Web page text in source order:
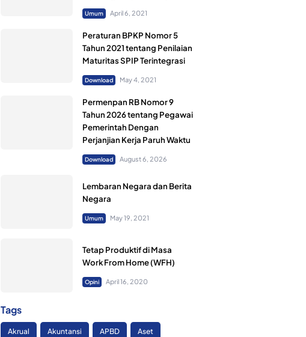
Umum April 6, 2021
Peraturan BPKP Nomor 5
Tahun 2021 tentang Penilaian
Maturitas SPIP Terintegrasi
Download May 4, 2021
Permenpan RB Nomor 9
Tahun 2026 tentang Pegawai
Pemerintah Dengan
Perjanjian Kerja Paruh Waktu
Download August 6, 2026
Lembaran Negara dan Berita
Negara
Umum May 19, 2021
Tetap Produktif di Masa
Work From Home (WFH)
Opini April 16, 2020
Tags
Akrual Akuntansi APBD Aset